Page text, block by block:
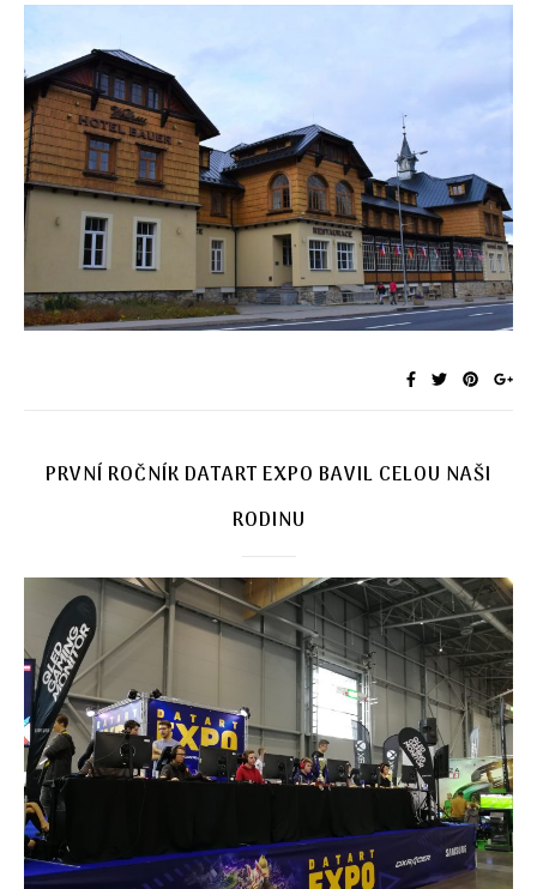
PRVNÍ ROČNÍK DATART EXPO BAVIL CELOU NAŠI
RODINU